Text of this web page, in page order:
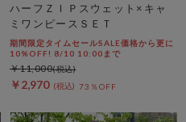
ハーフＺＩＰスウェット×キャ
ミワンピースＳＥＴ
期間限定タイムセールSALE価格から更に
10%OFF! 8/10 10:00まで
￥2,970 73％OFF
￥11,000